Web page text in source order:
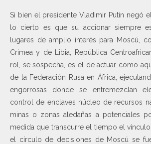
Si bien el presidente Vladimir Putin negó
lo cierto es que su accionar siempre
lugares de amplio interés para Moscú,
Crimea y de Libia, República
rol, se sospecha, es el de actuar como
de la Federación Rusa en África,
engorrosas donde se entremezclan
control de enclaves núcleo de recursos
minas o zonas aledañas a potenciales
medida que transcurre el tiempo el
el círculo de decisiones de Moscú se